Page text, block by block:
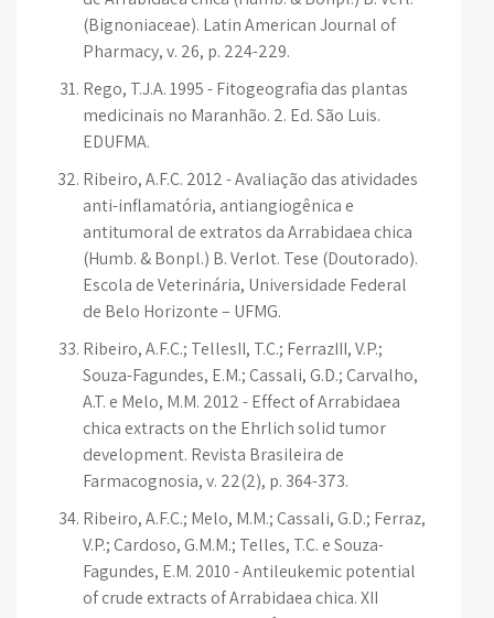
(Bignoniaceae). Latin American Journal of
Pharmacy, v. 26, p. 224-229.
Rego, T.J.A. 1995 - Fitogeografia das plantas
medicinais no Maranhão. 2. Ed. São Luis.
EDUFMA.
Ribeiro, A.F.C. 2012 - Avaliação das atividades
anti-inflamatória, antiangiogênica e
antitumoral de extratos da Arrabidaea chica
(Humb. & Bonpl.) B. Verlot. Tese (Doutorado).
Escola de Veterinária, Universidade Federal
de Belo Horizonte – UFMG.
Ribeiro, A.F.C.; TellesII, T.C.; FerrazIII, V.P.;
Souza-Fagundes, E.M.; Cassali, G.D.; Carvalho,
A.T. e Melo, M.M. 2012 - Effect of Arrabidaea
chica extracts on the Ehrlich solid tumor
development. Revista Brasileira de
Farmacognosia, v. 22(2), p. 364-373.
Ribeiro, A.F.C.; Melo, M.M.; Cassali, G.D.; Ferraz,
V.P.; Cardoso, G.M.M.; Telles, T.C. e Souza-
Fagundes, E.M. 2010 - Antileukemic potential
of crude extracts of Arrabidaea chica. XII